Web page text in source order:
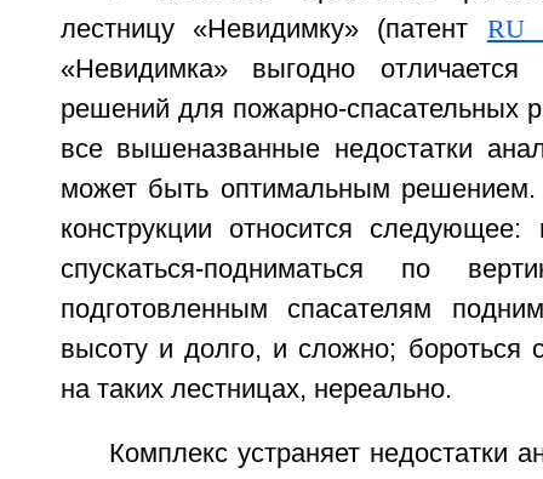
лестницу «Невидимку» (патент RU
«Невидимка» выгодно
решений для пожарно-спасательных
все вышеназванные недостатки
может быть оптимальным решением.
конструкции относится
спускаться-подниматься по
подготовленным спасателям
высоту и долго, и сложно; бороться
на таких лестницах, нереально.
Комплекс устраняет недостатки